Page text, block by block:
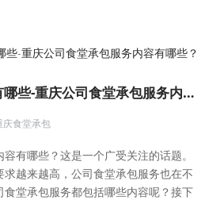
重庆公司食堂承包有哪些-重庆公司食堂承包服务内容有哪些？
庆食堂承包
有哪些？这是一个广受关注的话题。
越来越高，公司食堂承包服务也在不
堂承包服务都包括哪些内容呢？接下